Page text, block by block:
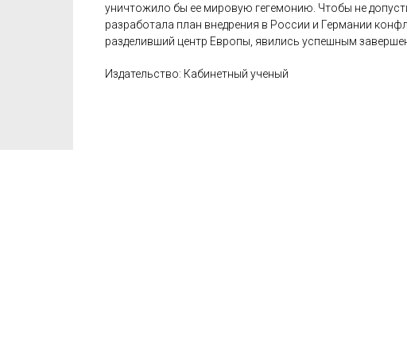
уничтожило бы ее мировую гегемонию. Чтобы не
разработала план внедрения в России и Германии
разделивший центр Европы, явились успешным
Издательство: Кабинетный ученый